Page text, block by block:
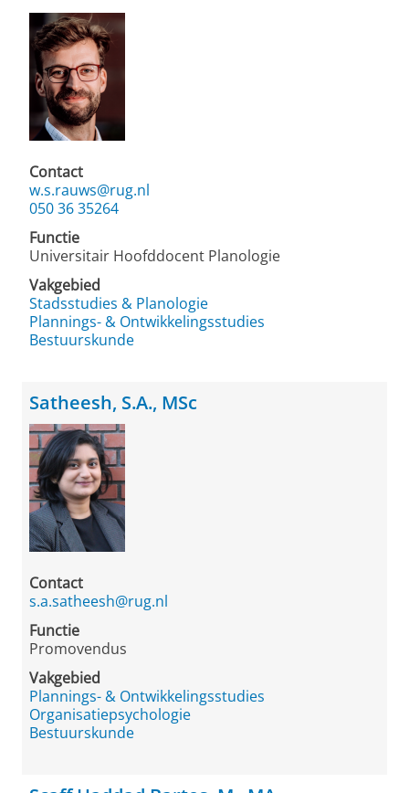
Contact
w.s.rauws@rug.nl
050 36 35264
Functie
Universitair Hoofddocent Planologie
Vakgebied
Stadsstudies & Planologie
Plannings- & Ontwikkelingsstudies
Bestuurskunde
Satheesh, S.A., MSc
Contact
s.a.satheesh@rug.nl
Functie
Promovendus
Vakgebied
Plannings- & Ontwikkelingsstudies
Organisatiepsychologie
Bestuurskunde